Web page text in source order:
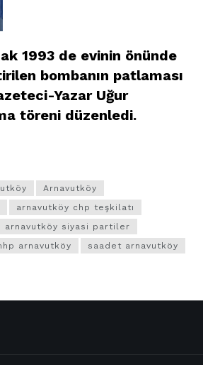
1993 de evinin önünde
bombanın patlaması
Yazar Uğur
töreni düzenledi.
Arnavutköy
arnavutköy chp teşkilatı
arnavutköy siyasi partiler
arnavutköy saadet arnavutköy